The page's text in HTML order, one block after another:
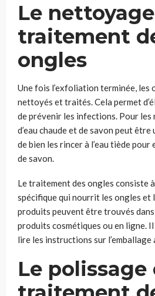
Le
traitement
ongles
Une fois l’exfoliation terminée, les
nettoyés et traités. Cela permet
de prévenir les infections. Pour les
d’eau chaude et de savon peut
de bien les rincer à l’eau tiède
de savon.
Le traitement des ongles consiste
spécifique qui nourrit les ongles et
produits peuvent être trouvés dans
produits cosmétiques ou en ligne.
lire les instructions sur l’emballage
Le polissage